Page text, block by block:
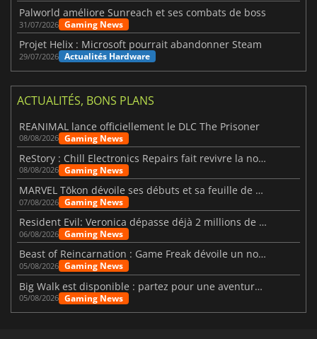
Palworld améliore Sunreach et ses combats de boss
31/07/2026 Gaming News
Projet Helix : Microsoft pourrait abandonner Steam
29/07/2026 Actualités Hardware
ACTUALITÉS, BONS PLANS
REANIMAL lance officiellement le DLC The Prisoner
08/08/2026 Gaming News
ReStory : Chill Electronics Repairs fait revivre la nostalgie des années 2000
08/08/2026 Gaming News
MARVEL Tōkon dévoile ses débuts et sa feuille de route
07/08/2026 Gaming News
Resident Evil: Veronica dépasse déjà 2 millions de wishlists
06/08/2026 Gaming News
Beast of Reincarnation : Game Freak dévoile un nouveau pari
05/08/2026 Gaming News
Big Walk est disponible : partez pour une aventure entre amis
05/08/2026 Gaming News